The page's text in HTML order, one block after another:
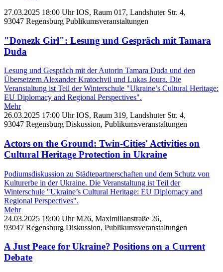
27.03.2025 18:00 Uhr IOS, Raum 017, Landshuter Str. 4,
93047 Regensburg Publikumsveranstaltungen
"Donezk Girl": Lesung und Gespräch mit Tamara
Duda
Lesung und Gespräch mit der Autorin Tamara Duda und den
Übersetzern Alexander Kratochvil und Lukas Joura. Die
Veranstaltung ist Teil der Winterschule "Ukraine’s Cultural Heritage:
EU Diplomacy and Regional Perspectives".
Mehr
26.03.2025 17:00 Uhr IOS, Raum 319, Landshuter Str. 4,
93047 Regensburg Diskussion, Publikumsveranstaltungen
Actors on the Ground: Twin-Cities' Activities on
Cultural Heritage Protection in Ukraine
Podiumsdiskussion zu Städtepartnerschaften und dem Schutz von
Kulturerbe in der Ukraine. Die Veranstaltung ist Teil der
Winterschule "Ukraine’s Cultural Heritage: EU Diplomacy and
Regional Perspectives".
Mehr
24.03.2025 19:00 Uhr M26, Maximilianstraße 26,
93047 Regensburg Diskussion, Publikumsveranstaltungen
A Just Peace for Ukraine? Positions on a Current
Debate